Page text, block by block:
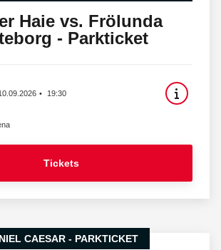
Haie vs. Frölunda
- Parkticket
19:30
Tickets
CAESAR - PARKTICKET